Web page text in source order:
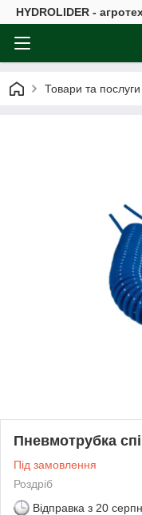
HYDROLIDER -
Товари та послуги
Пневмотрубка
Під замовлення
Роздріб
Відправка з 20